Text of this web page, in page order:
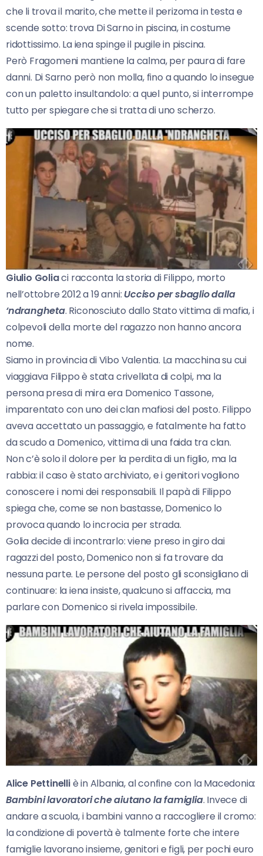
che li trova il marito, che mette il perizoma in testa e
scende sotto: trova Di Sarno in piscina, in costume
ridottissimo. La iena spinge il pugile in piscina.
Però Fragomeni mantiene la calma, per paura di fare
danni. Di Sarno però non molla, fino a quando lo insegue
con un paletto insultandolo: a quel punto, si interrompe
tutto per spiegare che si tratta di uno scherzo.
Giulio Goliaci racconta la storia di Filippo, morto
nell’ottobre 2012 a 19 anni: Ucciso per sbaglio dalla
‘ndrangheta. Riconosciuto dallo Stato vittima di mafia, i
colpevoli della morte del ragazzo non hanno ancora
nome.
Siamo in provincia di Vibo Valentia. La macchina su cui
viaggiava Filippo è stata crivellata di colpi, ma la
persona presa di mira era Domenico Tassone,
imparentato con uno dei clan mafiosi del posto. Filippo
aveva accettato un passaggio, e fatalmente ha fatto
da scudo a Domenico, vittima di una faida tra clan.
Non c’è solo il dolore per la perdita di un figlio, ma la
rabbia: il caso è stato archiviato, e i genitori vogliono
conoscere i nomi dei responsabili. Il papà di Filippo
spiega che, come se non bastasse, Domenico lo
provoca quando lo incrocia per strada.
Golia decide di incontrarlo: viene preso in giro dai
ragazzi del posto, Domenico non si fa trovare da
nessuna parte. Le persone del posto gli sconsigliano di
continuare: la iena insiste, qualcuno si affaccia, ma
parlare con Domenico si rivela impossibile.
Alice Pettinelliè in Albania, al confine con la Macedonia:
Bambini lavoratori che aiutano la famiglia. Invece di
andare a scuola, i bambini vanno a raccogliere il cromo:
la condizione di povertà è talmente forte che intere
famiglie lavorano insieme, genitori e figli, per pochi euro